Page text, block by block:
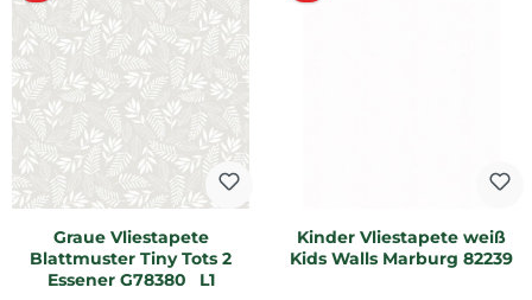
Graue Vliestapete
Blattmuster Tiny Tots 2
Essener G78380 _L1
Kinder Vliestapete weiß
Kids Walls Marburg 82239